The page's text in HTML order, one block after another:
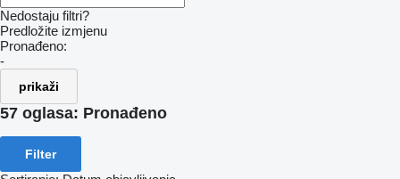
Nedostaju filtri?
Predložite izmjenu
Pronađeno:
-
prikaži
57 oglasa: Pronađeno
Filter